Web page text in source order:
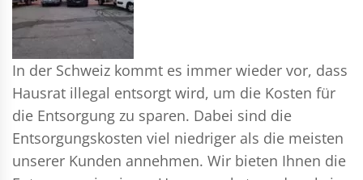
In der Schweiz kommt es immer wieder vor, dass
Hausrat illegal entsorgt wird, um die Kosten für
die Entsorgung zu sparen. Dabei sind die
Entsorgungskosten viel niedriger als die meisten
unserer Kunden annehmen. Wir bieten Ihnen die